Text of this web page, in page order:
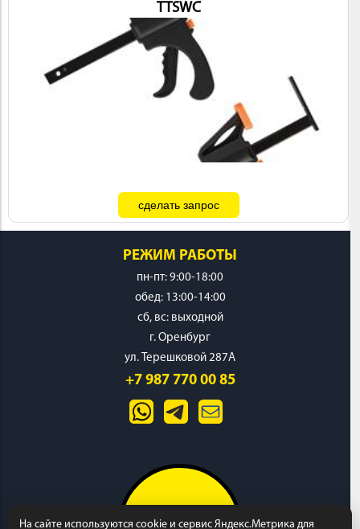
TTSWC
РЕЖИМ РАБОТЫ
пн-пт: 9:00-18:00
обед: 13:00-14:00
cб, вс: выходной
г. Оренбург
ул. Терешковой 287А
+7 987 770 00 85
На сайте используются cookie и сервис Яндекс.Метрика для